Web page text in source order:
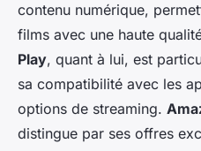
contenu numérique,
films avec une haute
Play, quant à lui, est
sa compatibilité avec les
options de streaming.
distingue par ses offres